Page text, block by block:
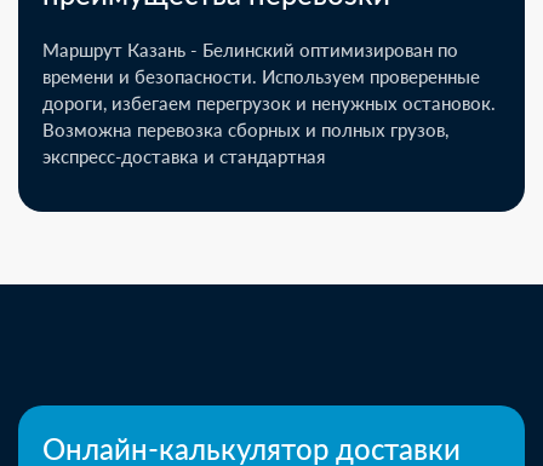
Маршрут Казань - Белинский оптимизирован по
времени и безопасности. Используем проверенные
дороги, избегаем перегрузок и ненужных остановок.
Возможна перевозка сборных и полных грузов,
экспресс-доставка и стандартная
Онлайн-калькулятор доставки